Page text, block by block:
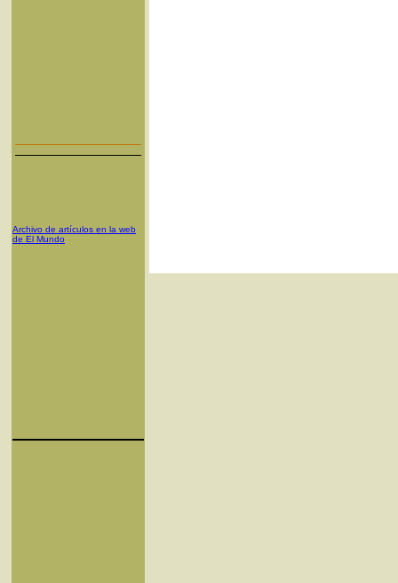
Archivo de artículos en la web
de El Mundo